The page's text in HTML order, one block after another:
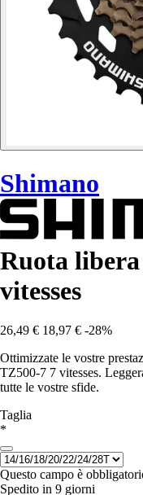
Shimano
Ruota
vitesses
26,49 € 18,97 € -28%
Ottimizzate le vostre
TZ500-7 7 vitesses.
tutte le vostre sfide.
Taglia
*
Questo campo è
Spedito in 9 giorni